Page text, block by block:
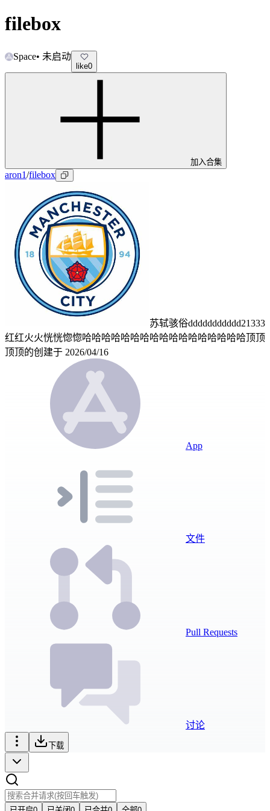
filebox
Space• 未启动
like0
加入合集
aron1/filebox
苏轼骇俗ddddddddddd21333
红红火火恍恍惚惚哈哈哈哈哈哈哈哈哈哈哈哈哈哈哈哈哈顶顶
顶顶的创建于 2026/04/16
App
文件
Pull Requests
讨论
下载